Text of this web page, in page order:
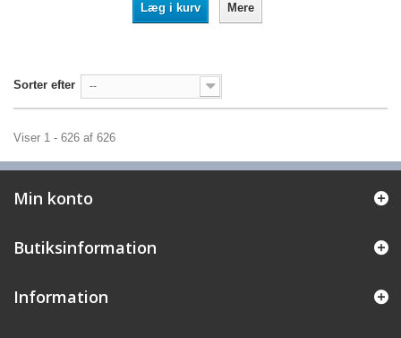
Læg i kurv Mere
Sorter efter --
Viser 1 - 626 af 626
Min konto
Butiksinformation
Information